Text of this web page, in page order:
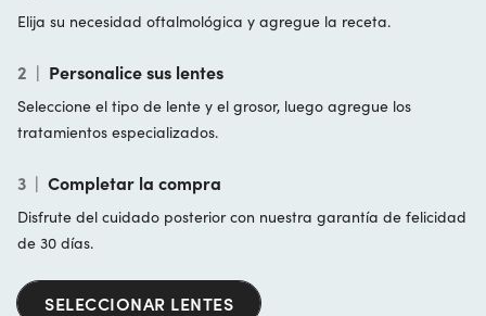
Elija su necesidad oftalmológica y agregue la receta.
2 | Personalice sus lentes
Seleccione el tipo de lente y el grosor, luego agregue los
tratamientos especializados.
3 | Completar la compra
Disfrute del cuidado posterior con nuestra garantía de felicidad
de 30 días.
SELECCIONAR LENTES